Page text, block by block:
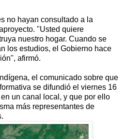
no hayan consultado a la
"Usted quiere
nuestro hogar. Cuando se
los estudios, el Gobierno hace
afirmó.
el comunicado sobre que
se difundió el viernes 16
un canal local, y que por ello
más representantes de